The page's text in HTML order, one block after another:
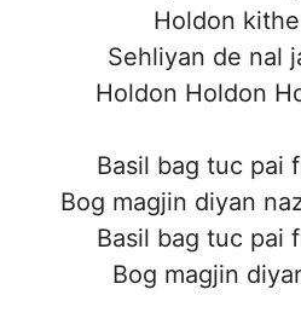
Holdon
Sehliyan de nal
Holdon Holdon
Basil bag tuc pai
Bog magjin diyan
Basil bag tuc pai
Bog magjin